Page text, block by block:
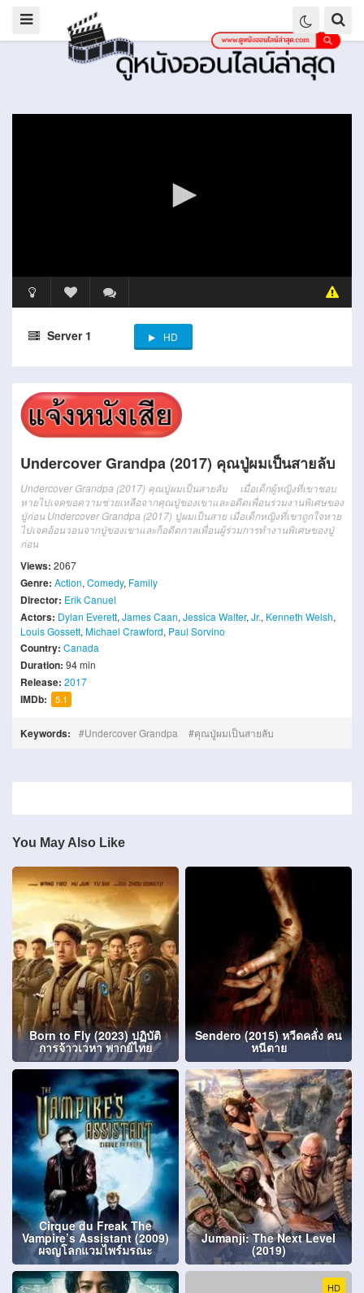
Server 1 HD
Undercover Grandpa (2017) คุณปู่ผมเป็นสายลับ
Undercover Grandpa (2017) คุณปู่ผมเป็นสายลับ เมื่อเด็กผู้หญิงที่เขาชอบ
หายไปเจคขอความช่วยเหลือจากคุณปู่ของเขาและอดีตเพื่อนร่วมงานพิเศษของ
ปู่ก่อน Undercover Grandpa (2017) ปู่ผมเป็นสาย เมื่อเด็กหญิงที่เขาถูกใจหาย
ไปเจคอ้อนวอนจากปู่ของเขาและก็อดีตกาลเพื่อนผู้ร่วมการทำงานพิเศษของปู่
ก่อน
Views: 2067
Genre: Action, Comedy, Family
Director: Erik Canuel
Actors: Dylan Everett, James Caan, Jessica Walter, Jr., Kenneth Welsh,
Louis Gossett, Michael Crawford, Paul Sorvino
Country: Canada
Duration: 94 min
Release: 2017
IMDb: 5.1
Keywords: Undercover Grandpa คุณปู่ผมเป็นสายลับ
You May Also Like
Born to Fly (2023) ปฏิบัติ
การจ้าวเวหา พากย์ไทย
Sendero (2015) หวีดคลั่ง คน
หนีตาย
Cirque du Freak The
Vampire’s Assistant (2009)
ผจญโลกแวมไพร์มรณะ
Jumanji: The Next Level
(2019)
HD